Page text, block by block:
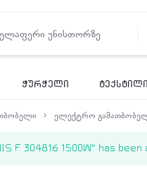
ჭურჭელი ტექსტილი
ელექტრო
F 304816 1500W” has been